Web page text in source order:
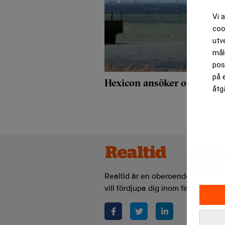
Vi
på
Hexicon ansöker om
Realtid är en oberoende och
vill fördjupa dig inom finans- och